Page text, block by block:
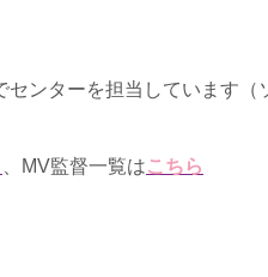
ンターを担当しています
、MV監督一覧はこちら